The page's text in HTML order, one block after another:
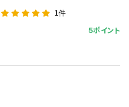
1件
5ポイント